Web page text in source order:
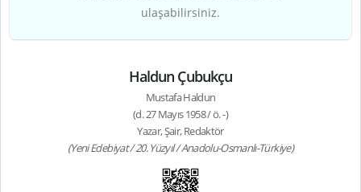
ulaşabilirsiniz.
Haldun Çubukçu
Mustafa Haldun
(d. 27 Mayıs 1958 / ö. -)
Yazar, Şair, Redaktör
(Yeni Edebiyat / 20. Yüzyıl / Anadolu-Osmanlı-Türkiye)